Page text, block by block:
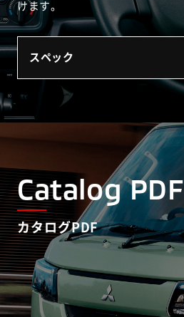
けます。
スペック
Catalog PDF
カタログPDF